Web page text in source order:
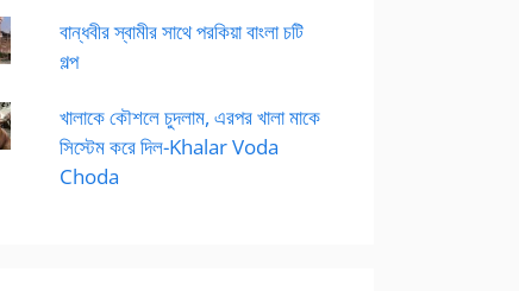
বান্ধবীর স্বামীর সাথে পরকিয়া বাংলা চটি
গল্প
খালাকে কৌশলে চুদলাম, এরপর খালা মাকে
সিস্টেম করে দিল-Khalar Voda
Choda